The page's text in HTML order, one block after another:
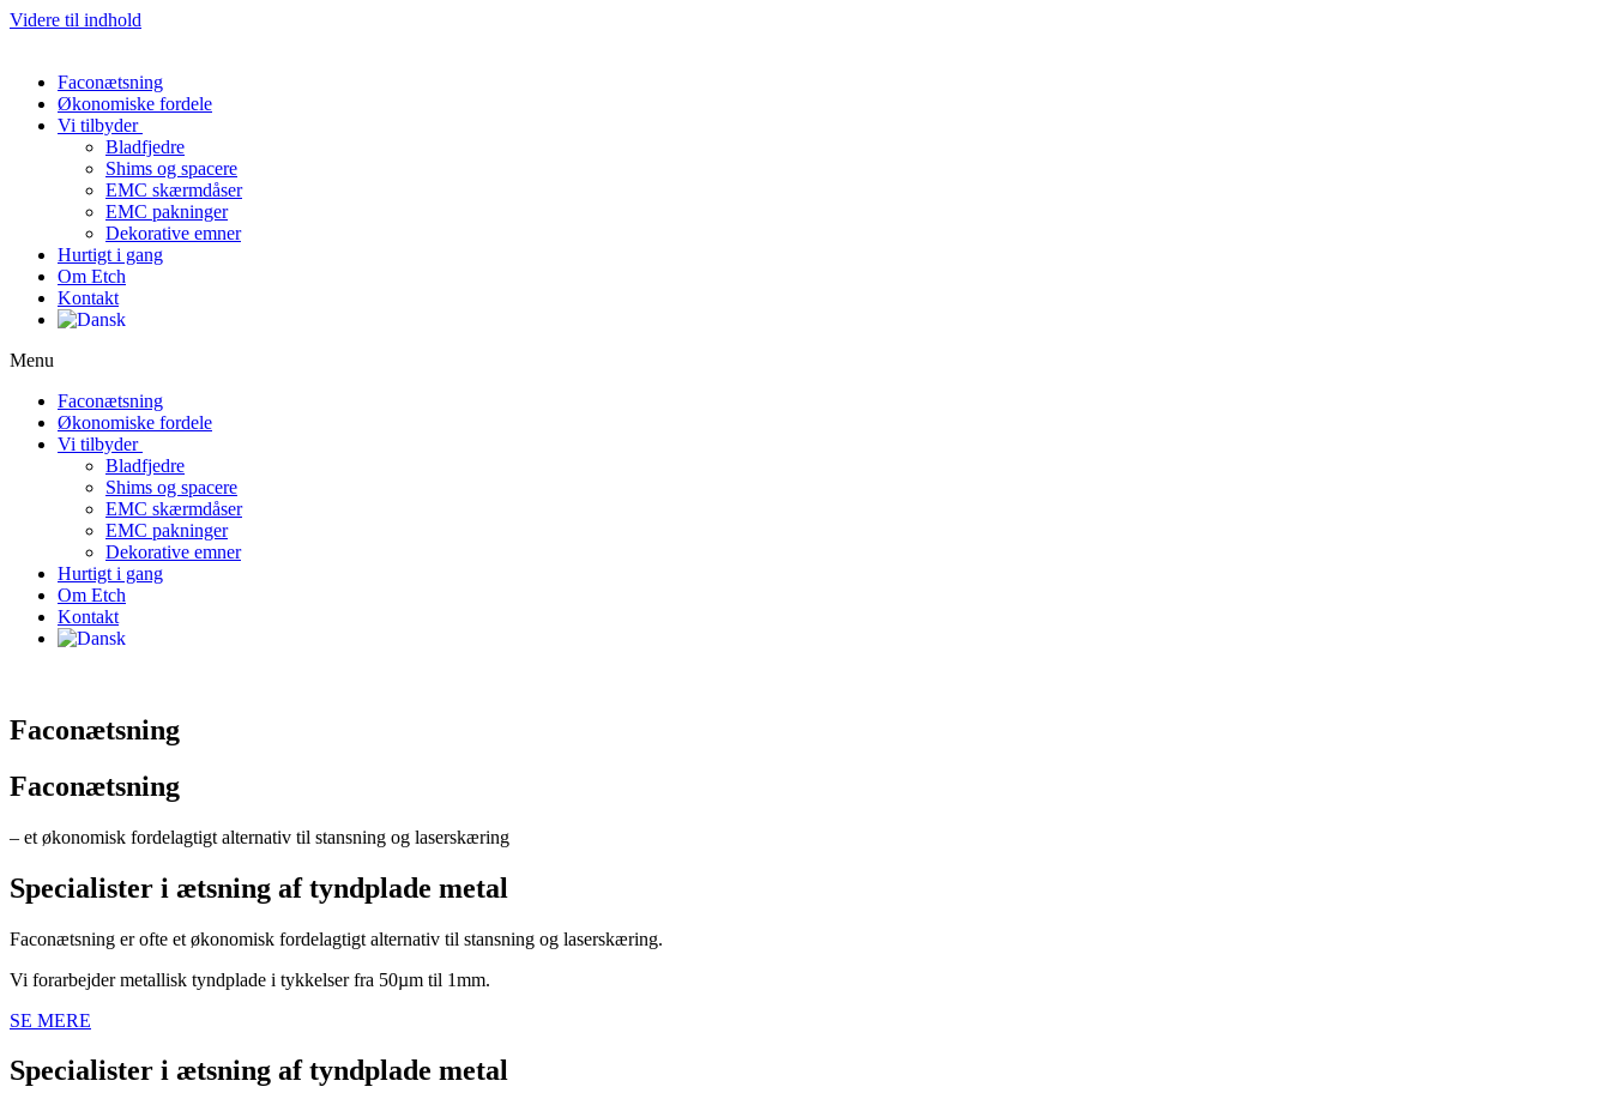
Videre til indhold
Faconætsning
Økonomiske fordele
Vi tilbyder
Bladfjedre
Shims og spacere
EMC skærmdåser
EMC pakninger
Dekorative emner
Hurtigt i gang
Om Etch
Kontakt
Menu
Faconætsning
Økonomiske fordele
Vi tilbyder
Bladfjedre
Shims og spacere
EMC skærmdåser
EMC pakninger
Dekorative emner
Hurtigt i gang
Om Etch
Kontakt
Faconætsning
Faconætsning
– et økonomisk fordelagtigt alternativ til stansning og laserskæring
Specialister i ætsning af tyndplade metal​
Faconætsning er ofte et økonomisk fordelagtigt alternativ til stansning og laserskæring.
Vi forarbejder metallisk tyndplade i tykkelser fra 50µm til 1mm.
SE MERE
Specialister i ætsning af tyndplade metal​